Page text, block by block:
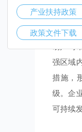
利用好
葫芦岛
强区域
措施，
级。企
可持续
产业扶持政策
政策文件下载